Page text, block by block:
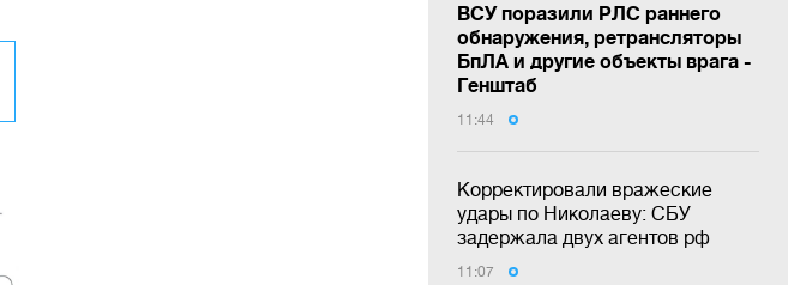
ВСУ поразили РЛС раннего
обнаружения, ретрансляторы
БпЛА и другие объекты врага -
Генштаб
11:44
Корректировали вражеские
удары по Николаеву: СБУ
задержала двух агентов рф
11:07